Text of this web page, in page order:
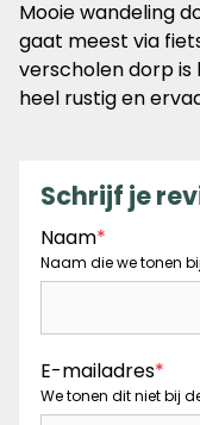
van
de
5
sterren
Mooie wandeling
gaat meest via
verscholen dorp is
heel rustig en
Schrijf je
Naam*
Naam die we tonen
E-mailadres*
We tonen dit niet bij